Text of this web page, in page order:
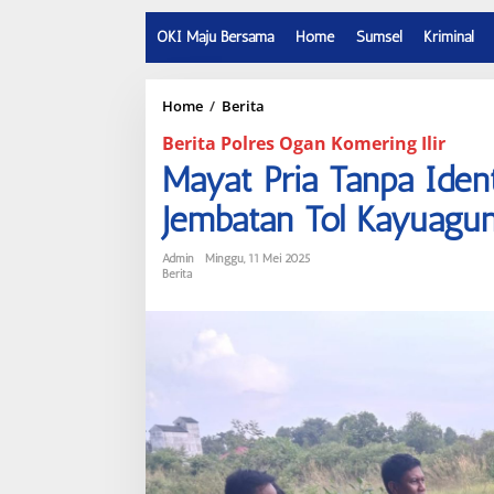
OKI Maju Bersama Home Sumsel Kriminal
Home / Berita
y
a
r
a
n
t
i
Berita Polres Ogan Komering Ilir
Mayat Pria Tanpa
Jembatan Tol
Admin
Minggu, 11 Mei 2025
Berita